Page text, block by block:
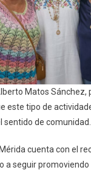
Matos Sánchez,
este tipo de
de comunidad.
cuenta con el
a seguir